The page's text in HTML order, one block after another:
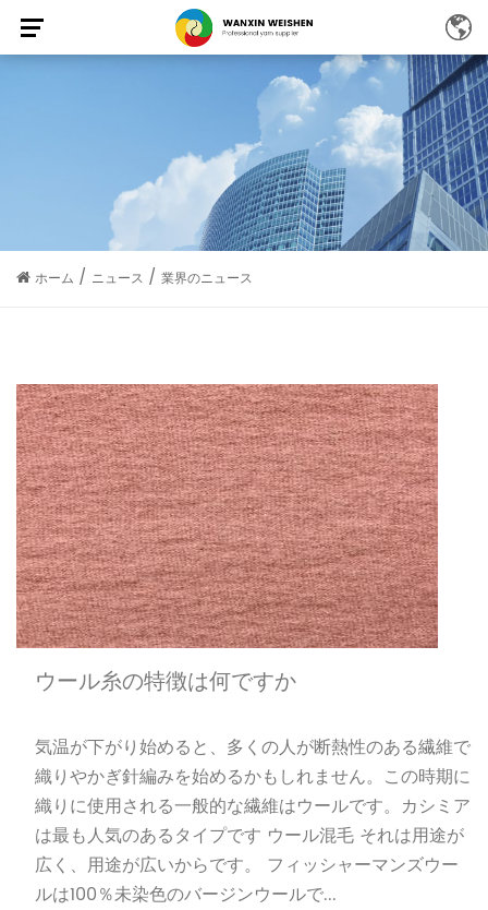
ホーム / ニュース / 業界のニュース
ウール糸の特徴は何ですか
気温が下がり始めると、多くの人が断熱性のある繊維で
織りやかぎ針編みを始めるかもしれません。この時期に
織りに使用される一般的な繊維はウールです。カシミア
は最も人気のあるタイプです ウール混毛 それは用途が
広く、用途が広いからです。 フィッシャーマンズウー
ルは100％未染色のバージンウールで...